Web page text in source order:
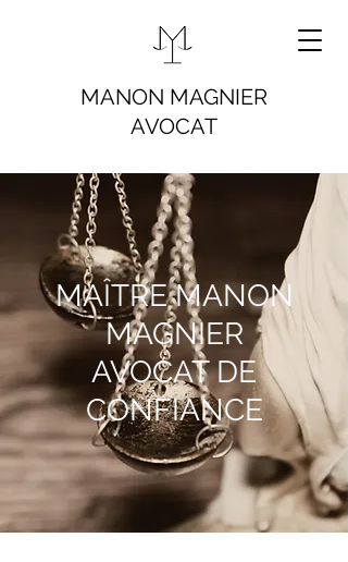
MANON MAGNIER
AVOCAT
MAÎTRE MANON
MAGNIER
AVOCAT DE
CONFIANCE